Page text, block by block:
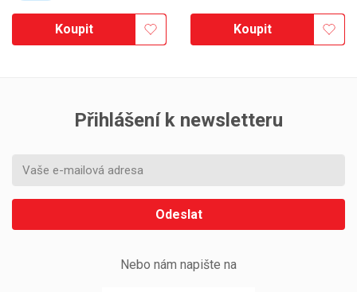
Koupit Koupit
Přihlášení k newsletteru
Odeslat
Nebo nám napište na